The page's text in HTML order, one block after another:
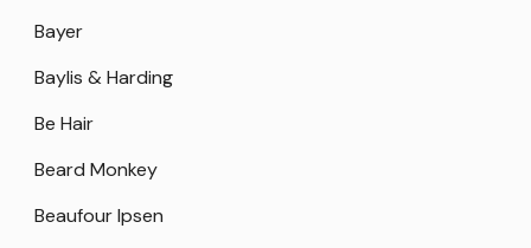
Bayer
Baylis & Harding
Be Hair
Beard Monkey
Beaufour Ipsen